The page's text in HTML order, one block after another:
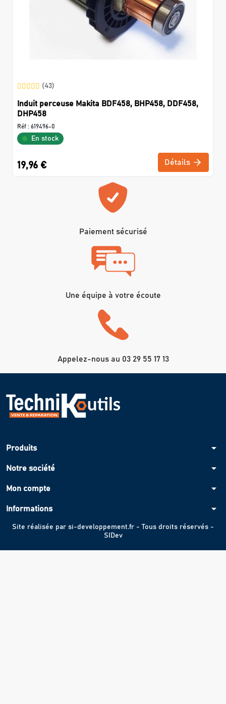
(43)
Induit perceuse Makita BDF458, BHP458, DDF458,
DHP458
Réf : 619496-0
En stock
19,96 € Détails
Paiement sécurisé
Une équipe à votre écoute
Appelez-nous au 03 29 55 17 13
Produits arrow_drop_down
Notre société arrow_drop_down
Mon compte arrow_drop_down
Informations arrow_drop_down
Site réalisée par si-developpement.fr - Tous droits réservés -
SIDev